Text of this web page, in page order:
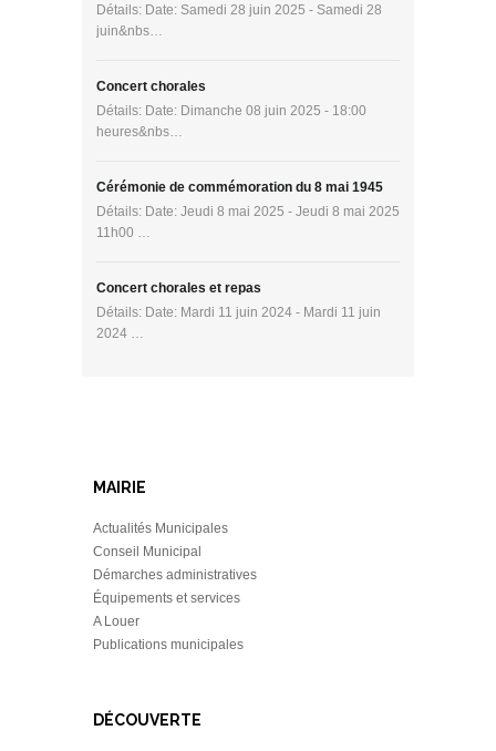
Détails: Date: Samedi 28 juin 2025 - Samedi 28
juin&nbs…
Concert chorales
Détails: Date: Dimanche 08 juin 2025 - 18:00
heures&nbs…
Cérémonie de commémoration du 8 mai 1945
Détails: Date: Jeudi 8 mai 2025 - Jeudi 8 mai 2025
11h00 …
Concert chorales et repas
Détails: Date: Mardi 11 juin 2024 - Mardi 11 juin
2024 …
MAIRIE
Actualités Municipales
Conseil Municipal
Démarches administratives
Équipements et services
A Louer
Publications municipales
DÉCOUVERTE